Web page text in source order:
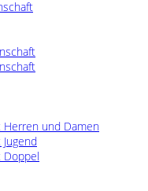
und Damen
Doppel